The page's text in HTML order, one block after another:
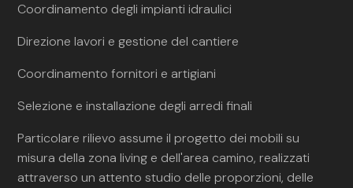
Coordinamento degli impianti idraulici
Direzione lavori e gestione del cantiere
Coordinamento fornitori e artigiani
Selezione e installazione degli arredi finali
Particolare rilievo assume il progetto dei mobili su
misura della zona living e dell'area camino, realizzati
attraverso un attento studio delle proporzioni, delle